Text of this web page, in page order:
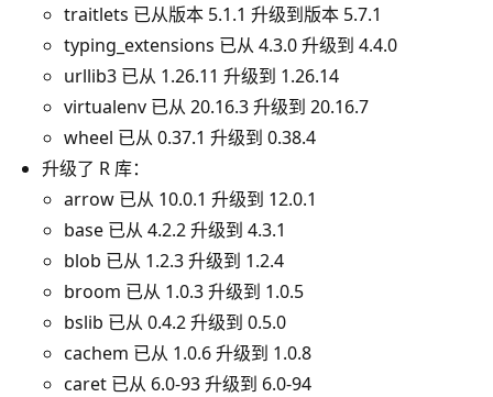
traitlets 已从版本 5.1.1 升级到版本 5.7.1
typing_extensions 已从 4.3.0 升级到 4.4.0
urllib3 已从 1.26.11 升级到 1.26.14
virtualenv 已从 20.16.3 升级到 20.16.7
wheel 已从 0.37.1 升级到 0.38.4
升级了 R 库：
arrow 已从 10.0.1 升级到 12.0.1
base 已从 4.2.2 升级到 4.3.1
blob 已从 1.2.3 升级到 1.2.4
broom 已从 1.0.3 升级到 1.0.5
bslib 已从 0.4.2 升级到 0.5.0
cachem 已从 1.0.6 升级到 1.0.8
caret 已从 6.0-93 升级到 6.0-94